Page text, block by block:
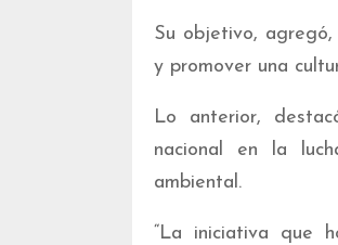
Su objetivo,
y promover una
Lo anterior,
nacional en la
ambiental.
“La iniciativa que